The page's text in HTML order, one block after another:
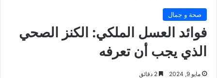
صحة و جمال
فوائد العسل الملكي: الكنز الصحي
الذي يجب أن تعرفه
مايو 9, 2024